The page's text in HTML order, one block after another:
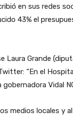
en sus redes
43% el
Laura Grande
“En el
Vidal
medios locales y